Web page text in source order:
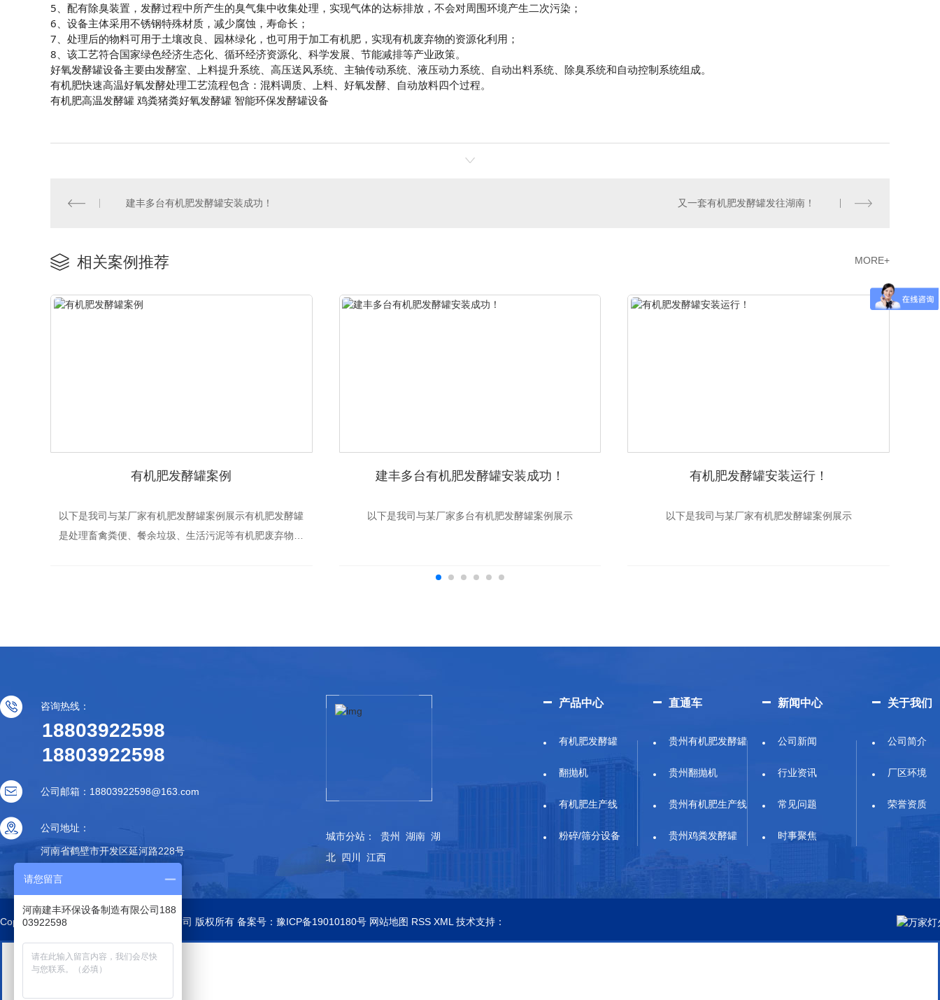
5、配有除臭装置，发酵过程中所产生的臭气集中收集处理，实现气体的达标排放，不会对周围环境产生二次污染；
6、设备主体采用不锈钢特殊材质，减少腐蚀，寿命长；
7、处理后的物料可用于土壤改良、园林绿化，也可用于加工有机肥，实现有机废弃物的资源化利用；
8、该工艺符合国家绿色经济生态化、循环经济资源化、科学发展、节能减排等产业政策。
好氧发酵罐设备主要由发酵室、上料提升系统、高压送风系统、主轴传动系统、液压动力系统、自动出料系统、除臭系统和自动控制系统组成。
有机肥快速高温好氧发酵处理工艺流程包含：混料调质、上料、好氧发酵、自动放料四个过程。
有机肥高温发酵罐 鸡粪猪粪好氧发酵罐 智能环保发酵罐设备
建丰多台有机肥发酵罐安装成功！ 又一套有机肥发酵罐发往湖南！
相关案例推荐 MORE+
有机肥发酵罐案例
以下是我司与某厂家有机肥发酵罐案例展示有机肥发酵罐
是处理畜禽粪便、餐余垃圾、生活污泥等有机肥废弃物的
建丰多台有机肥发酵罐安装成功！
以下是我司与某厂家多台有机肥发酵罐案例展示
有机肥发酵罐安装运行！
以下是我司与某厂家有机肥发酵罐案例展示
咨询热线：
18803922598
18803922598
公司邮箱：18803922598@163.com
公司地址：
河南省鹤壁市开发区延河路228号
城市分站 ： 贵州 湖南 湖
北 四川 江西
产品中心
有机肥发酵罐
翻抛机
有机肥生产线
粉碎/筛分设备
直通车
贵州有机肥发酵罐
贵州翻抛机
贵州有机肥生产线
贵州鸡粪发酵罐
新闻中心
公司新闻
行业资讯
常见问题
时事聚焦
关于我们
公司简介
厂区环境
荣誉资质
Copyright © 河南建丰环保设备制造有限公司 版权所有 备案号： 豫ICP备19010180号 网站地图 RSS XML技术支持：
请您留言
河南建丰环保设备制造有限公司188
03922598